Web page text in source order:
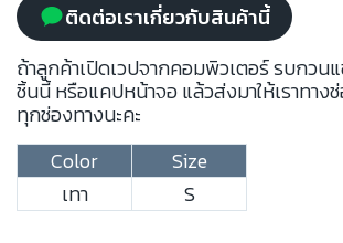
ติดต่อเราเกี่ยวกับสินค้านี้
ถ้าลูกค้าเปิดเวปจากคอมพิวเตอร์ รบกวน
ชิ้นนี้ หรือแคปหน้าจอ แล้วส่งมาให้เราทาง
ทุกช่องทางนะคะ
Color
Size
เทา
S